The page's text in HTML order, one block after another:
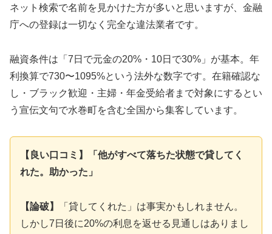
ネット検索で名前を見かけた方が多いと思いますが、金融
庁への登録は一切なく完全な違法業者です。
融資条件は「7日で元金の20%・10日で30%」が基本。年
利換算で730〜1095%という法外な数字です。在籍確認な
し・ブラック歓迎・主婦・年金受給者まで対象にするとい
う宣伝文句で水巻町を含む全国から集客しています。
【良い口コミ】「他がすべて落ちた状態で貸してく
れた。助かった」
【論破】
「貸してくれた」は事実かもしれません。
しかし7日後に20%の利息を返せる見通しはありまし